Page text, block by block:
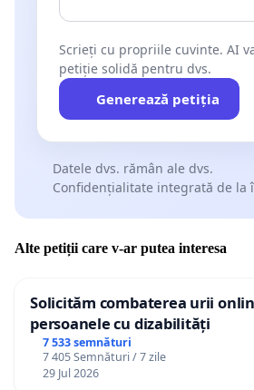
Scrieți cu propriile cuvinte. AI
petiție solidă pentru dvs.
Generează petiția
Datele dvs. rămân ale dvs.
Confidențialitate integrată de la
Alte petiții care v-ar putea interesa
Solicităm combaterea urii
persoanele cu dizabilități
7 533 semnături
7 405 Semnături / 7 zile
29 Jul 2026